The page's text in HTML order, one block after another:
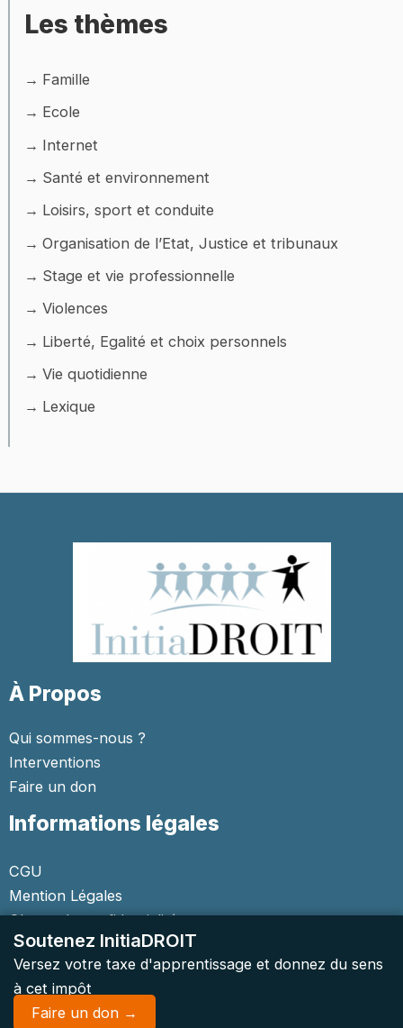
Les thèmes
Famille
Ecole
Internet
Santé et environnement
Loisirs, sport et conduite
Organisation de l’Etat, Justice et tribunaux
Stage et vie professionnelle
Violences
Liberté, Egalité et choix personnels
Vie quotidienne
Lexique
À Propos
Qui sommes-nous ?
Interventions
Faire un don
Informations légales
CGU
Mention Légales
Charte de confidentialité
Copyright © 2026 Initiadroit | Tous droits réservés
Soutenez InitiaDROIT
Versez votre taxe d'apprentissage et donnez du sens
à cet impôt
Faire un don →